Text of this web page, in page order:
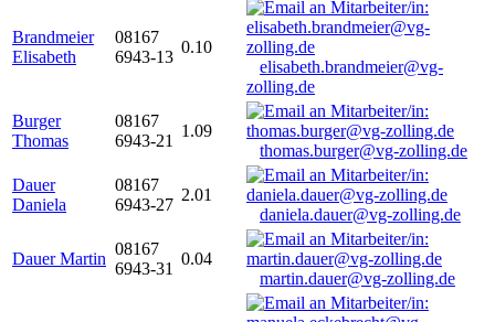
Brandmeier
Elisabeth
08167
6943-13
0.10
elisabeth.brandmeier@vg-
zolling.de
Burger
Thomas
08167
6943-21
1.09
thomas.burger@vg-zolling.de
Dauer
Daniela
08167
6943-27
2.01
daniela.dauer@vg-zolling.de
Dauer Martin
08167
6943-31
0.04
martin.dauer@vg-zolling.de